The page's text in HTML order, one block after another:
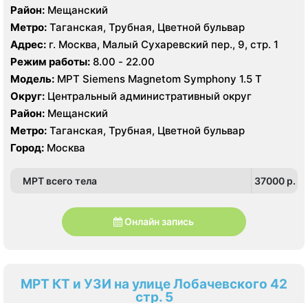
Район: Мещанский
Метро: Таганская, Трубная, Цветной бульвар
Адрес: г. Москва, Малый Сухаревский пер., 9, стр. 1
Режим работы: 8.00 - 22.00
Модель: МРТ Siemens Magnetom Symphony 1.5 Т
Округ: Центральный административный округ
Район: Мещанский
Метро: Таганская, Трубная, Цветной бульвар
Город: Москва
МРТ всего тела 37000 p.
Онлайн запись
МРТ КТ и УЗИ на улице Лобачевского 42
стр. 5